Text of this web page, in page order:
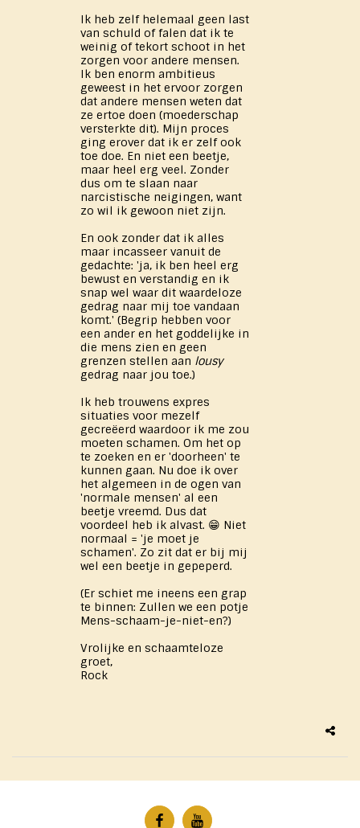
Ik heb zelf helemaal geen last
van schuld of falen dat ik te
weinig of tekort schoot in het
zorgen voor andere mensen.
Ik ben enorm ambitieus
geweest in het ervoor zorgen
dat andere mensen weten dat
ze ertoe doen (moederschap
versterkte dit). Mijn proces
ging erover dat ik er zelf ook
toe doe. En niet een beetje,
maar heel erg veel. Zonder
dus om te slaan naar
narcistische neigingen, want
zo wil ik gewoon niet zijn.
En ook zonder dat ik alles
maar incasseer vanuit de
gedachte: 'ja, ik ben heel erg
bewust en verstandig en ik
snap wel waar dit waardeloze
gedrag naar mij toe vandaan
komt.' (Begrip hebben voor
een ander en het goddelijke in
die mens zien en geen
grenzen stellen aan lousy
gedrag naar jou toe.)
Ik heb trouwens expres
situaties voor mezelf
gecreëerd waardoor ik me zou
moeten schamen. Om het op
te zoeken en er 'doorheen' te
kunnen gaan. Nu doe ik over
het algemeen in de ogen van
'normale mensen' al een
beetje vreemd. Dus dat
voordeel heb ik alvast. 😁 Niet
normaal = 'je moet je
schamen'. Zo zit dat er bij mij
wel een beetje in gepeperd.
(Er schiet me ineens een grap
te binnen: Zullen we een potje
Mens-schaam-je-niet-en?)
Vrolijke en schaamteloze
groet,
Rock